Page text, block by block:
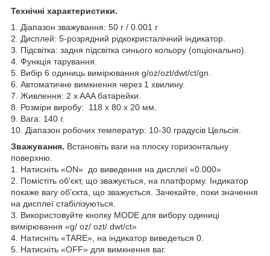
Технічні характеристики.
1. Діапазон зважування: 50 г / 0.001 г
2. Дисплей: 5-розрядний рідкокристалічний індикатор.
3. Підсвітка: задня підсвітка синього кольору (опціонально).
4. Функція тарування.
5. Вибір 6 одиниць вимірювання g/oz/ozt/dwt/ct/gn.
6. Автоматичне вимкнення через 1 хвилину.
7. Живлення: 2 x AAA батарейки.
8. Розміри виробу: 118 х 80 х 20 мм.
9. Вага: 140 г.
10. Діапазон робочих температур: 10-30 градусів Цельсія.
Зважування. Встановіть ваги на плоску горизонтальну
поверхню.
1. Натисніть «ON» до виведення на дисплеї «0.000»
2. Помістіть об'єкт, що зважується, на платформу. Індикатор
покаже вагу об'єкта, що зважується. Зачекайте, поки значення
на дисплеї стабілізуються.
3. Використовуйте кнопку MODE для вибору одиниці
вимірювання «g/ oz/ ozt/ dwt/ct»
4. Натисніть «TARE», на індикатор виведеться 0.
5. Натисніть «OFF» для вимкнення ваг.